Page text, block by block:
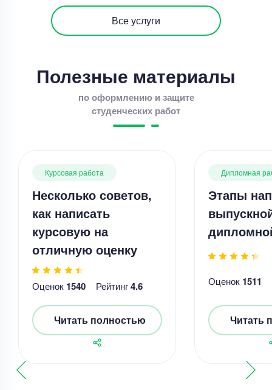
Все услуги
Полезные материалы
по оформлению и защите
студенческих работ
Курсовая работа
Несколько советов,
как написать
курсовую на
отличную оценку
Оценок 1540 Рейтинг4.6
Читать полностью
Дипломная
Этапы
Оценок 1511
Читать